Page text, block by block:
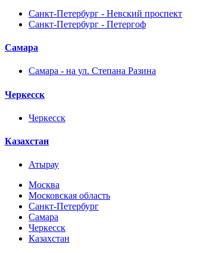
Санкт-Петербург - Невский проспект
Санкт-Петербург - Петергоф
Самара
Самара - на ул. Степана Разина
Черкесск
Черкесск
Казахстан
Атырау
Москва
Московская область
Санкт-Петербург
Самара
Черкесск
Казахстан